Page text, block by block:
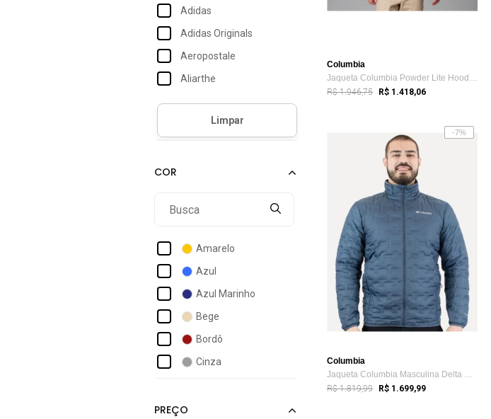
Adidas
Adidas Originals
Aeropostale
Aliarthe
Alleppo Jeans
Alto Conceito
Billabong
Amarelo
Azul
Azul Marinho
Bege
Bordô
Cinza
Columbia
Jaqueta Columbia Powder Lite Hooded II M...
R$ 1.946,75 R$ 1.418,06
-7%
Columbia
Jaqueta Columbia Masculina Delta Ridge I...
R$ 1.819,99 R$ 1.699,99